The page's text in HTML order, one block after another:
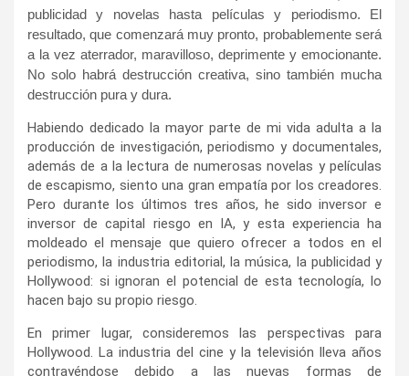
publicidad y novelas hasta películas y periodismo. El
resultado, que comenzará muy pronto, probablemente será
a la vez aterrador, maravilloso, deprimente y emocionante.
No solo habrá destrucción creativa, sino también mucha
destrucción pura y dura.
Habiendo dedicado la mayor parte de mi vida adulta a la
producción de investigación, periodismo y documentales,
además de a la lectura de numerosas novelas y películas
de escapismo, siento una gran empatía por los creadores.
Pero durante los últimos tres años, he sido inversor e
inversor de capital riesgo en IA, y esta experiencia ha
moldeado el mensaje que quiero ofrecer a todos en el
periodismo, la industria editorial, la música, la publicidad y
Hollywood: si ignoran el potencial de esta tecnología, lo
hacen bajo su propio riesgo.
En primer lugar, consideremos las perspectivas para
Hollywood. La industria del cine y la televisión lleva años
contrayéndose debido a las nuevas formas de